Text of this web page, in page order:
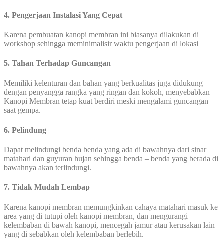
4. Pengerjaan Instalasi Yang Cepat
Karena pembuatan kanopi membran ini biasanya dilakukan di
workshop sehingga meminimalisir waktu pengerjaan di lokasi
5. Tahan Terhadap Guncangan
Memiliki kelenturan dan bahan yang berkualitas juga didukung
dengan penyangga rangka yang ringan dan kokoh, menyebabkan
Kanopi Membran tetap kuat berdiri meski mengalami guncangan
saat gempa.
6. Pelindung
Dapat melindungi benda benda yang ada di bawahnya dari sinar
matahari dan guyuran hujan sehingga benda – benda yang berada di
bawahnya akan terlindungi.
7. Tidak Mudah Lembap
Karena kanopi membran memungkinkan cahaya matahari masuk ke
area yang di tutupi oleh kanopi membran, dan mengurangi
kelembaban di bawah kanopi, mencegah jamur atau kerusakan lain
yang di sebabkan oleh kelembaban berlebih.